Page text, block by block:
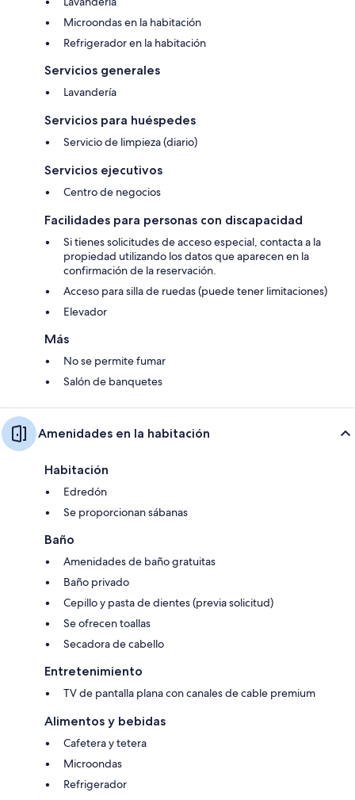
Microondas en la habitación
Refrigerador en la habitación
Servicios generales
Lavandería
Servicios para huéspedes
Servicio de limpieza (diario)
Servicios ejecutivos
Centro de negocios
Facilidades para personas con discapacidad
Si tienes solicitudes de acceso especial, contacta a la
propiedad utilizando los datos que aparecen en la
confirmación de la reservación.
Acceso para silla de ruedas (puede tener limitaciones)
Elevador
Más
No se permite fumar
Salón de banquetes
Amenidades en la habitación
Habitación
Edredón
Se proporcionan sábanas
Baño
Amenidades de baño gratuitas
Baño privado
Cepillo y pasta de dientes (previa solicitud)
Se ofrecen toallas
Secadora de cabello
Entretenimiento
TV de pantalla plana con canales de cable premium
Alimentos y bebidas
Cafetera y tetera
Microondas
Refrigerador